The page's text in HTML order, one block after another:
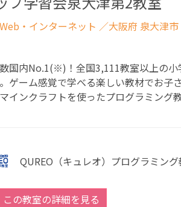
・インターネット ／大阪府 泉大津市
国内No.1(※)！全国3,111教室以上の小
ゲーム感覚で学べる楽しい教材でお子
インクラフトを使ったプログラミング
QUREO（キュレオ）プログラミン
この教室の詳細を見る